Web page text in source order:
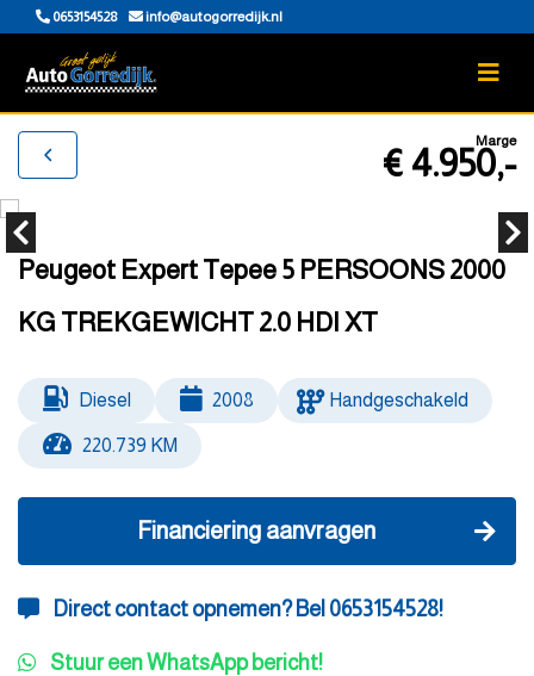
0653154528 info@autogorredijk.nl
Marge
€ 4.950,-
Peugeot Expert Tepee 5 PERSOONS 2000
KG TREKGEWICHT 2.0 HDI XT
Diesel 2008 Handgeschakeld
220.739 KM
Financiering aanvragen
Direct contact opnemen? Bel 0653154528!
Stuur een WhatsApp bericht!